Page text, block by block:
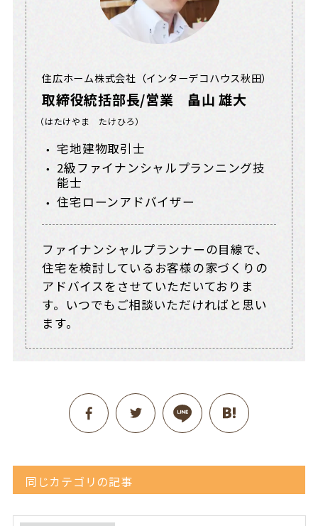
住広ホーム株式会社（インターデコハウス秋田）
取締役統括部長/営業 畠山 雄大
（はたけやま たけひろ）
宅地建物取引士
2級ファイナンシャルプランニング技
能士
住宅ローンアドバイザー
ファイナンシャルプランナーの目線で、
住宅を検討しているお客様の家づくりの
アドバイスをさせていただいておりま
す。いつでもご相談いただければと思い
ます。
同じカテゴリの記事